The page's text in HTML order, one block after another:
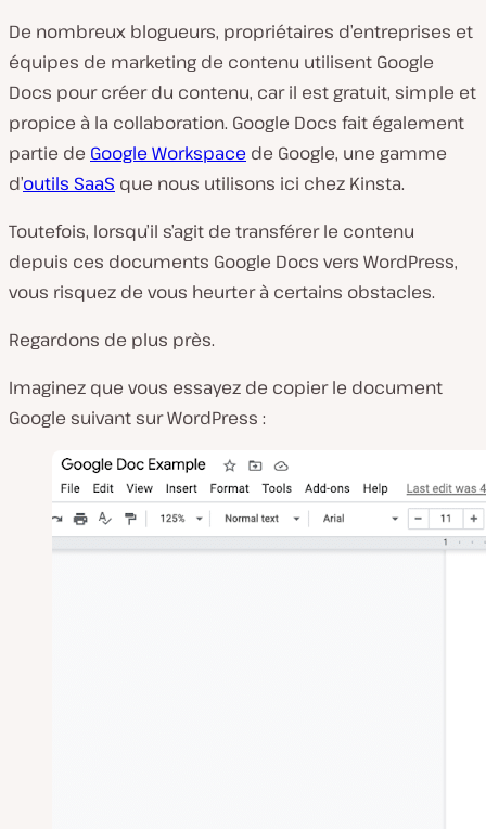
De nombreux blogueurs, propriétaires d’entreprises et
équipes de marketing de contenu utilisent Google
Docs pour créer du contenu, car il est gratuit, simple et
propice à la collaboration. Google Docs fait également
partie de Google Workspace de Google, une gamme
d’outils SaaS que nous utilisons ici chez Kinsta.
Toutefois, lorsqu’il s’agit de transférer le contenu
depuis ces documents Google Docs vers WordPress,
vous risquez de vous heurter à certains obstacles.
Regardons de plus près.
Imaginez que vous essayez de copier le document
Google suivant sur WordPress :